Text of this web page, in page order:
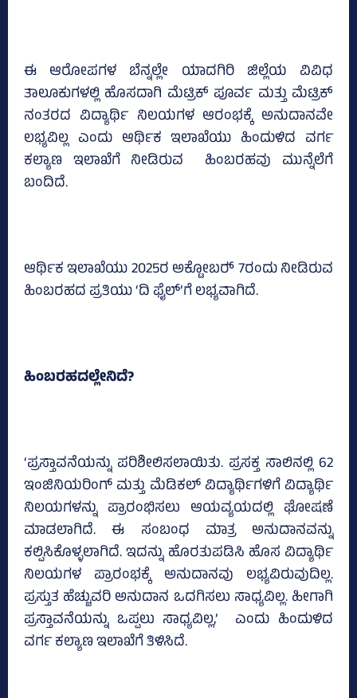
ಈ ಆರೋಪಗಳ ಬೆನ್ನಲ್ಲೇ ಯಾದಗಿರಿ ಜಿಲ್ಲೆಯ ವಿವಿಧ
ತಾಲೂಕುಗಳಲ್ಲಿ ಹೊಸದಾಗಿ ಮೆಟ್ರಿಕ್ ಪೂರ್ವ ಮತ್ತು ಮೆಟ್ರಿಕ್
ನಂತರದ ವಿದ್ಯಾರ್ಥಿ ನಿಲಯಗಳ ಆರಂಭಕ್ಕೆ ಅನುದಾನವೇ
ಲಭ್ಯವಿಲ್ಲ ಎಂದು ಆರ್ಥಿಕ ಇಲಾಖೆಯು ಹಿಂದುಳಿದ ವರ್ಗ
ಕಲ್ಯಾಣ ಇಲಾಖೆಗೆ ನೀಡಿರುವ ಹಿಂಬರಹವು ಮುನ್ನೆಲೆಗೆ
ಬಂದಿದೆ.
ಆರ್ಥಿಕ ಇಲಾಖೆಯು 2025ರ ಅಕ್ಟೋಬರ್‍‌ 7ರಂದು ನೀಡಿರುವ
ಹಿಂಬರಹದ ಪ್ರತಿಯು ‘ದಿ ಫೈಲ್‌’ಗೆ ಲಭ್ಯವಾಗಿದೆ.
ಹಿಂಬರಹದಲ್ಲೇನಿದೆ?
‘ಪ್ರಸ್ತಾವನೆಯನ್ನು ಪರಿಶೀಲಿಸಲಾಯಿತು. ಪ್ರಸಕ್ತ ಸಾಲಿನಲ್ಲಿ 62
ಇಂಜಿನಿಯರಿಂಗ್‌ ಮತ್ತು ಮೆಡಿಕಲ್‌ ವಿದ್ಯಾರ್ಥಿಗಳಿಗೆ ವಿದ್ಯಾರ್ಥಿ
ನಿಲಯಗಳನ್ನು ಪ್ರಾರಂಭಿಸಲು ಆಯವ್ಯಯದಲ್ಲಿ ಘೋಷಣೆ
ಮಾಡಲಾಗಿದೆ. ಈ ಸಂಬಂಧ ಮಾತ್ರ ಅನುದಾನವನ್ನು
ಕಲ್ಪಿಸಿಕೊಳ್ಳಲಾಗಿದೆ. ಇದನ್ನು ಹೊರತುಪಡಿಸಿ ಹೊಸ ವಿದ್ಯಾರ್ಥಿ
ನಿಲಯಗಳ ಪ್ರಾರಂಭಕ್ಕೆ ಅನುದಾನವು ಲಭ್ಯವಿರುವುದಿಲ್ಲ.
ಪ್ರಸ್ತುತ ಹೆಚ್ಚುವರಿ ಅನುದಾನ ಒದಗಿಸಲು ಸಾಧ್ಯವಿಲ್ಲ. ಹೀಗಾಗಿ
ಪ್ರಸ್ತಾವನೆಯನ್ನು ಒಪ್ಪಲು ಸಾಧ್ಯವಿಲ್ಲ,’ ಎಂದು ಹಿಂದುಳಿದ
ವರ್ಗ ಕಲ್ಯಾಣ ಇಲಾಖೆಗೆ ತಿಳಿಸಿದೆ.